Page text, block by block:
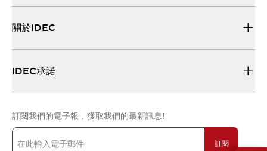
關於IDEC
IDEC承諾
訂閱我們的電子報，獲取我們的最新訊息!
訂閱